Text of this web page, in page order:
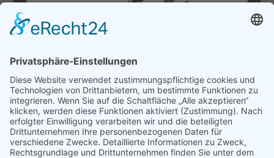
URLIFE E-Bike Klapprad14, 48V 7.5Ah
Austauschbarem Akku für...